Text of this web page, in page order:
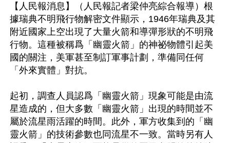
【人民報消息】（人民報記者梁仲亮綜合報導）根
據瑞典不明飛行物解密文件顯示，1946年瑞典及其
附近國家上空出現了大量火箭和導彈形狀的不明飛
行物。這種被稱爲「幽靈火箭」的神祕物體引起美
國的關注，美軍甚至制訂軍事計劃，準備同任何
「外來實體」對抗。
起初，調查人員認爲「幽靈火箭」現象可能是由流
星造成的，但大多數「幽靈火箭」出現的時間並不
屬於流星雨活躍的時間。此外，軍方收集到的「幽
靈火箭」的技術參數也同流星不一致。當時另有人